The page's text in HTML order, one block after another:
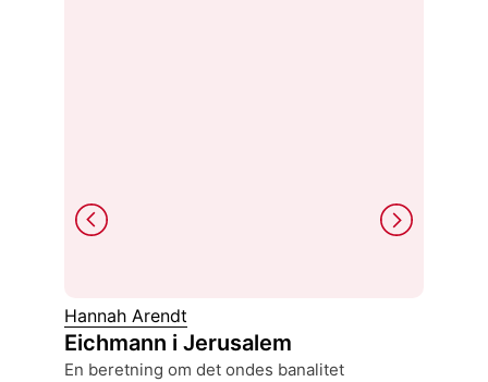
Hannah Arendt
Eichmann i Jerusalem
en beretning om det ondes banalitet